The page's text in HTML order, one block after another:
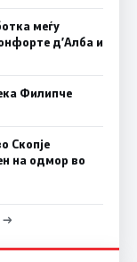
меѓу
д’Алба и
Филипче
Скопје
на одмор во
→